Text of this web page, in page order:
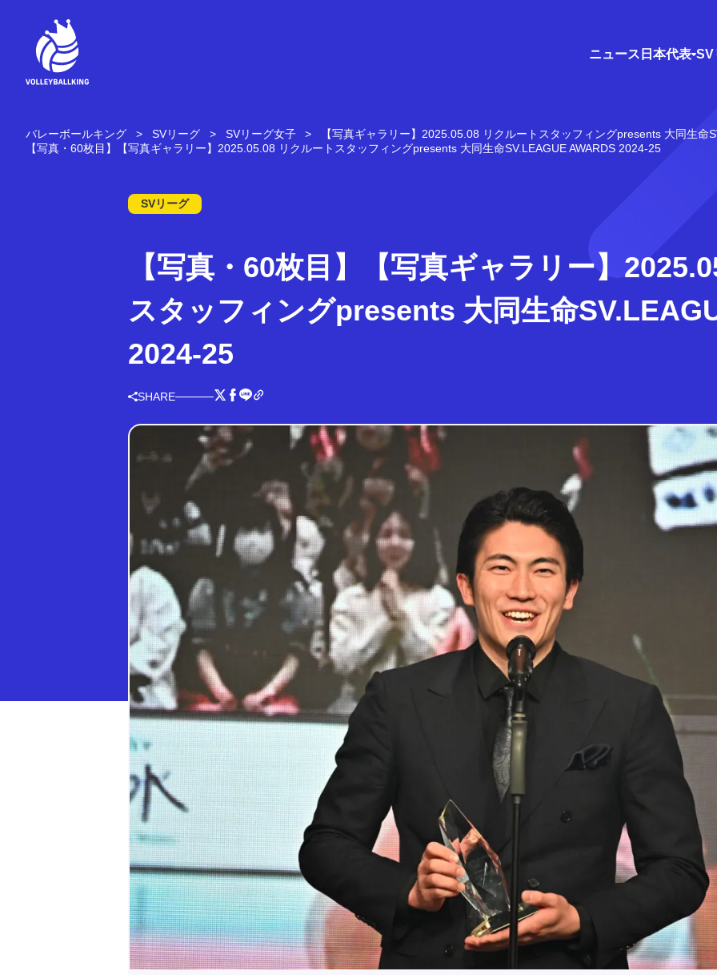
ニュース 日本代表 SV
バレーボールキング SVリーグ SVリーグ女子
【写真ギャラリー】2025.05.08 リクルートスタッフィングpresents 大同生命
【写真・60枚目】【写真ギャラリー】2025.05.08 リクルートスタッフィングpresents 大同生命SV.LEAGUE AWARDS 2024-25
SVリーグ
【写真・60枚目】【写真ギャラリー】
スタッフィングpresents 大同生命
2024-25
SHARE